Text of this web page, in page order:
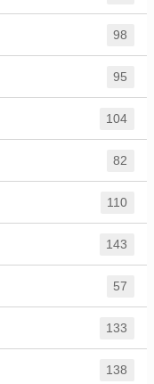
98
95
104
82
110
143
57
133
138